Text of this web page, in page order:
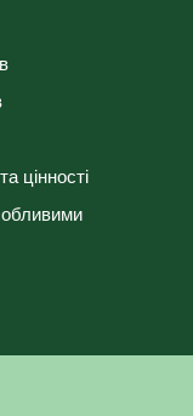
цінності